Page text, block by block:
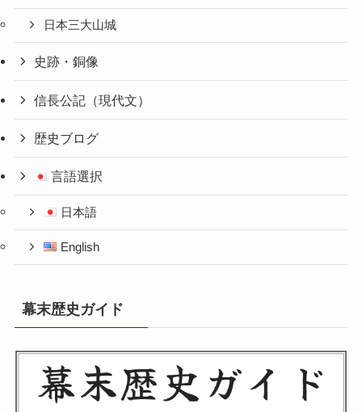
日本三大山城
史跡・銅像
信長公記（現代文）
歴史ブログ
言語選択
日本語
English
幕末歴史ガイド